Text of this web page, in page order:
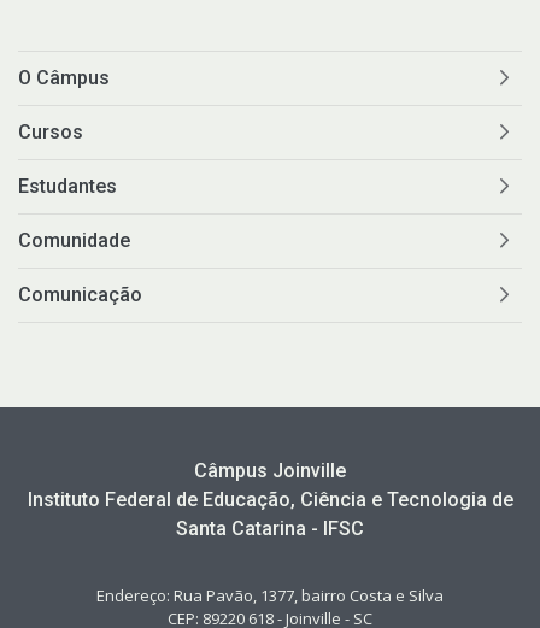
O Câmpus
Cursos
Estudantes
Comunidade
Comunicação
Câmpus Joinville
Instituto Federal de Educação, Ciência e Tecnologia de
Santa Catarina - IFSC
Endereço: Rua Pavão, 1377, bairro Costa e Silva
CEP: 89220 618 - Joinville - SC